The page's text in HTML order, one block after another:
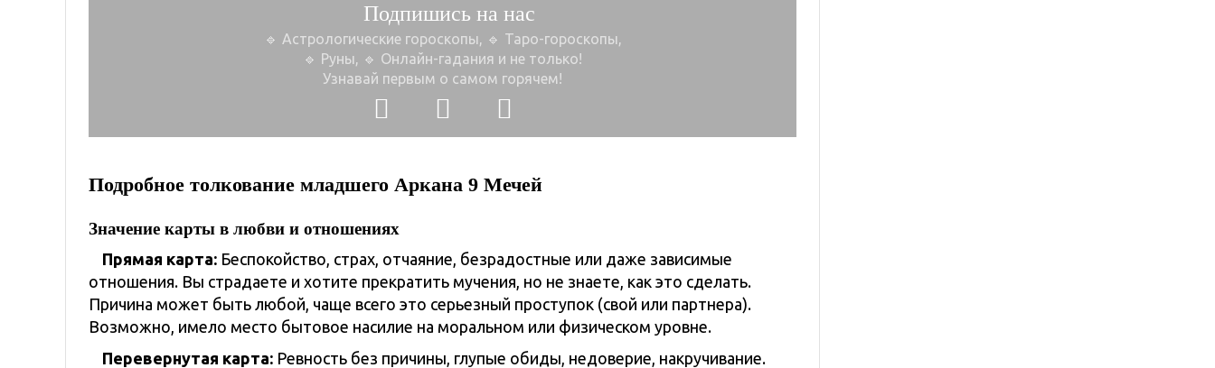
Подпишись на нас
🔹 Астрологические гороскопы, 🔹 Таро-гороскопы,
🔹 Руны, 🔹 Онлайн-гадания и не только!
Узнавай первым о самом горячем!
Подробное толкование младшего Аркана 9 Мечей
Значение карты в любви и отношениях
Прямая карта: Беспокойство, страх, отчаяние, безрадостные или даже зависимые
отношения. Вы страдаете и хотите прекратить мучения, но не знаете, как это сделать.
Причина может быть любой, чаще всего это серьезный проступок (свой или партнера).
Возможно, имело место бытовое насилие на моральном или физическом уровне.
Перевернутая карта: Ревность без причины, глупые обиды, недоверие, накручивание.